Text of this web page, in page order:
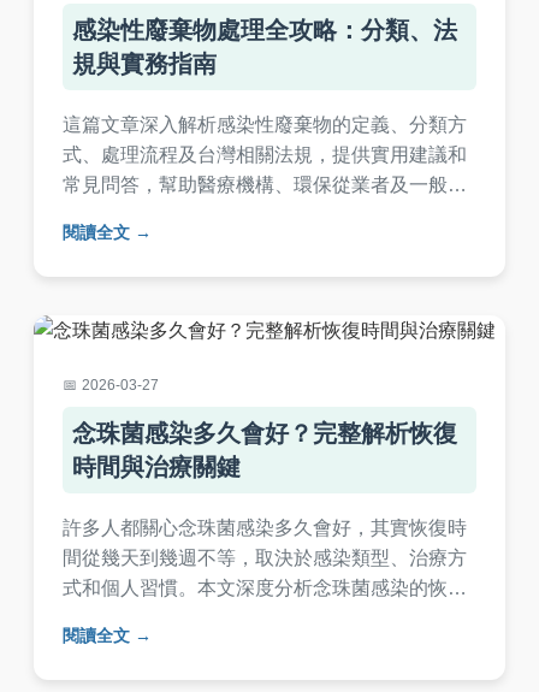
感染性廢棄物處理全攻略：分類、法
規與實務指南
這篇文章深入解析感染性廢棄物的定義、分類方
式、處理流程及台灣相關法規，提供實用建議和
常見問答，幫助醫療機構、環保從業者及一般民
防護。內容包含詳細表格、實務案例及個人經驗
分享，全面覆蓋用戶需求。
閱讀全文
2026-03-27
念珠菌感染多久會好？完整解析恢復
時間與治療關鍵
許多人都關心念珠菌感染多久會好，其實恢復時
間從幾天到幾週不等，取決於感染類型、治療方
式和個人習慣。本文深度分析念珠菌感染的恢復
避免，以及個人護理技巧，提供實用建議幫助您
加速康復。
閱讀全文